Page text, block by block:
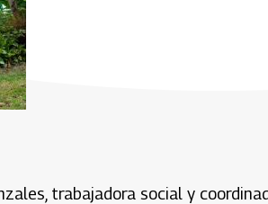
trabajadora social y